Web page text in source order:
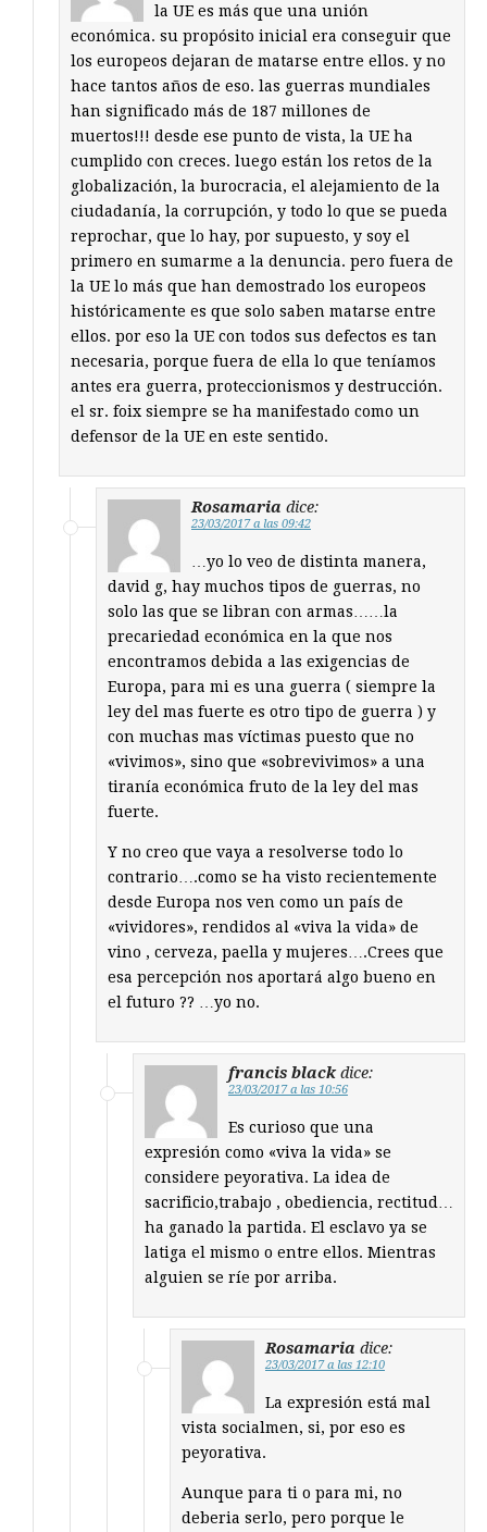
la UE es más que una unión
económica. su propósito inicial era conseguir que
los europeos dejaran de matarse entre ellos. y no
hace tantos años de eso. las guerras mundiales
han significado más de 187 millones de
muertos!!! desde ese punto de vista, la UE ha
cumplido con creces. luego están los retos de la
globalización, la burocracia, el alejamiento de la
ciudadanía, la corrupción, y todo lo que se pueda
reprochar, que lo hay, por supuesto, y soy el
primero en sumarme a la denuncia. pero fuera de
la UE lo más que han demostrado los europeos
históricamente es que solo saben matarse entre
ellos. por eso la UE con todos sus defectos es tan
necesaria, porque fuera de ella lo que teníamos
antes era guerra, proteccionismos y destrucción.
el sr. foix siempre se ha manifestado como un
defensor de la UE en este sentido.
Rosamaria dice:
23/03/2017 a las 09:42
…yo lo veo de distinta manera,
david g, hay muchos tipos de guerras, no
solo las que se libran con armas……la
precariedad económica en la que nos
encontramos debida a las exigencias de
Europa, para mi es una guerra ( siempre la
ley del mas fuerte es otro tipo de guerra ) y
con muchas mas víctimas puesto que no
«vivimos», sino que «sobrevivimos» a una
tiranía económica fruto de la ley del mas
fuerte.
Y no creo que vaya a resolverse todo lo
contrario….como se ha visto recientemente
desde Europa nos ven como un país de
«vividores», rendidos al «viva la vida» de
vino , cerveza, paella y mujeres….Crees que
esa percepción nos aportará algo bueno en
el futuro ?? …yo no.
francis black dice:
23/03/2017 a las 10:56
Es curioso que una
expresión como «viva la vida» se
considere peyorativa. La idea de
sacrificio,trabajo , obediencia, rectitud…
ha ganado la partida. El esclavo ya se
latiga el mismo o entre ellos. Mientras
alguien se ríe por arriba.
Rosamaria dice:
23/03/2017 a las 12:10
La expresión está mal
vista socialmen, si, por eso es
peyorativa.
Aunque para ti o para mi, no
deberia serlo, pero porque le